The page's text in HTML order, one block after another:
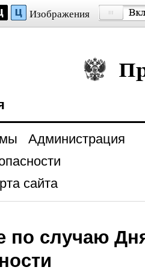
Изображения
Администрация
сайта
по случаю